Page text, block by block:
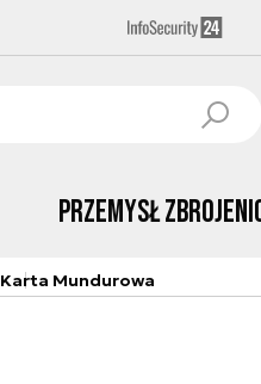
Przemysł
Karta Mundurowa